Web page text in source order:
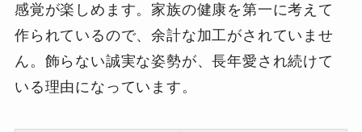
感覚が楽しめます。家族の健康を第一に考えて
作られているので、余計な加工がされていませ
ん。飾らない誠実な姿勢が、長年愛され続けて
いる理由になっています。